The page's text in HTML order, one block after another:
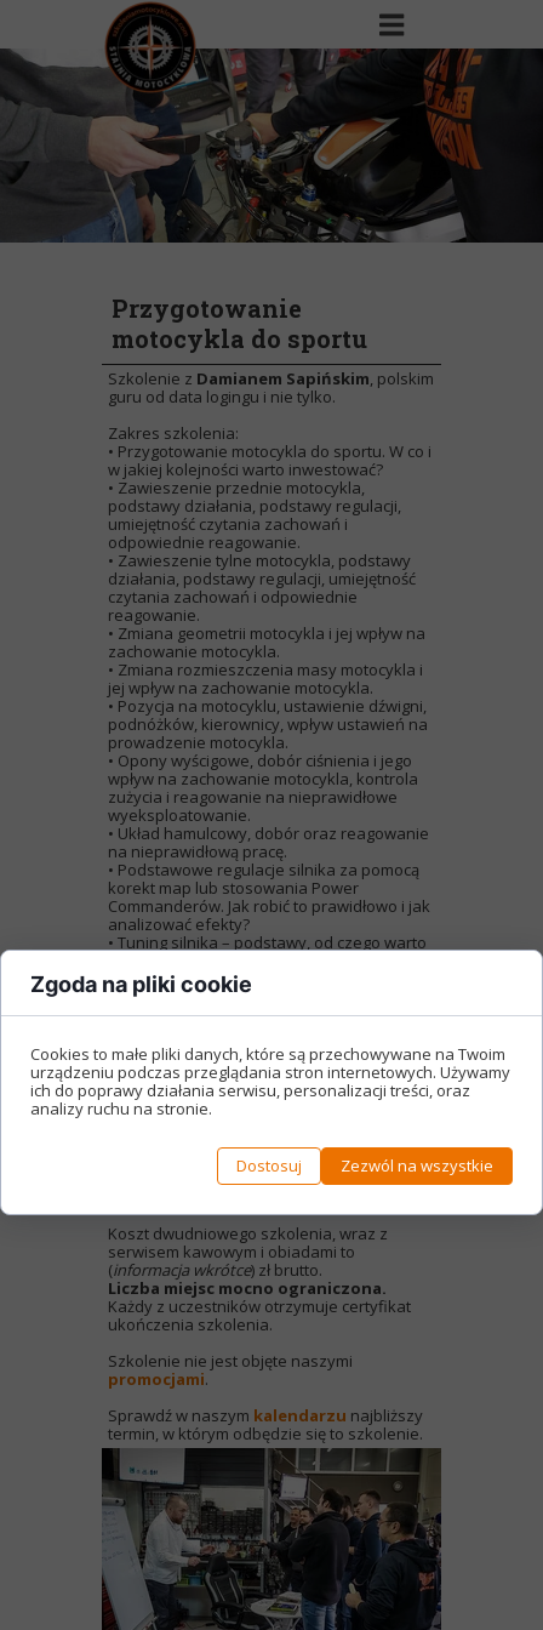
Szkolenie z Damianem Sapińskim, polskim
guru od data logingu i nie tylko.
Zakres szkolenia:
• Przygotowanie motocykla do sportu. W co i
w jakiej kolejności warto inwestować?
• Zawieszenie przednie motocykla,
podstawy działania, podstawy regulacji,
umiejętność czytania zachowań i
odpowiednie reagowanie.
• Zawieszenie tylne motocykla, podstawy
działania, podstawy regulacji, umiejętność
czytania zachowań i odpowiednie
reagowanie.
• Zmiana geometrii motocykla i jej wpływ na
zachowanie motocykla.
• Zmiana rozmieszczenia masy motocykla i
jej wpływ na zachowanie motocykla.
• Pozycja na motocyklu, ustawienie dźwigni,
podnóżków, kierownicy, wpływ ustawień na
prowadzenie motocykla.
• Opony wyścigowe, dobór ciśnienia i jego
wpływ na zachowanie motocykla, kontrola
zużycia i reagowanie na nieprawidłowe
wyeksploatowanie.
• Układ hamulcowy, dobór oraz reagowanie
na nieprawidłową pracę.
• Podstawowe regulacje silnika za pomocą
korekt map lub stosowania Power
Commanderów. Jak robić to prawidłowo i jak
analizować efekty?
• Tuning silnika – podstawy, od czego warto
Najczęściej popełniane błędy przy tuningu
silnika.
• Racingowe skrzynie biegów (close-ratio
• Sprzęgła antyhoppingowe kiedy i czy
warto?
• Dobór odpowiednich środków smarnych
oraz innych płynów do zastosowań
• Inne drobiazgi, w które warto
• Analiza danych – jakie dane zbierać, jak je
Koszt dwudniowego szkolenia, wraz z
serwisem kawowym i obiadami to
(informacja wkrótce) zł brutto.
Liczba miejsc mocno ograniczona.
Każdy z uczestników otrzymuje certyfikat
ukończenia szkolenia.
Szkolenie nie jest objęte naszymi
promocjami.
Sprawdź w naszym kalendarzu najbliższy
termin, w którym odbędzie się to szkolenie.
Przygotowanie
motocykla do sportu
Zgoda na pliki cookie
Cookies to małe pliki danych, które są przechowywane na Twoim
urządzeniu podczas przeglądania stron internetowych. Używamy
ich do poprawy działania serwisu, personalizacji treści, oraz
analizy ruchu na stronie.
Dostosuj Zezwól na wszystkie